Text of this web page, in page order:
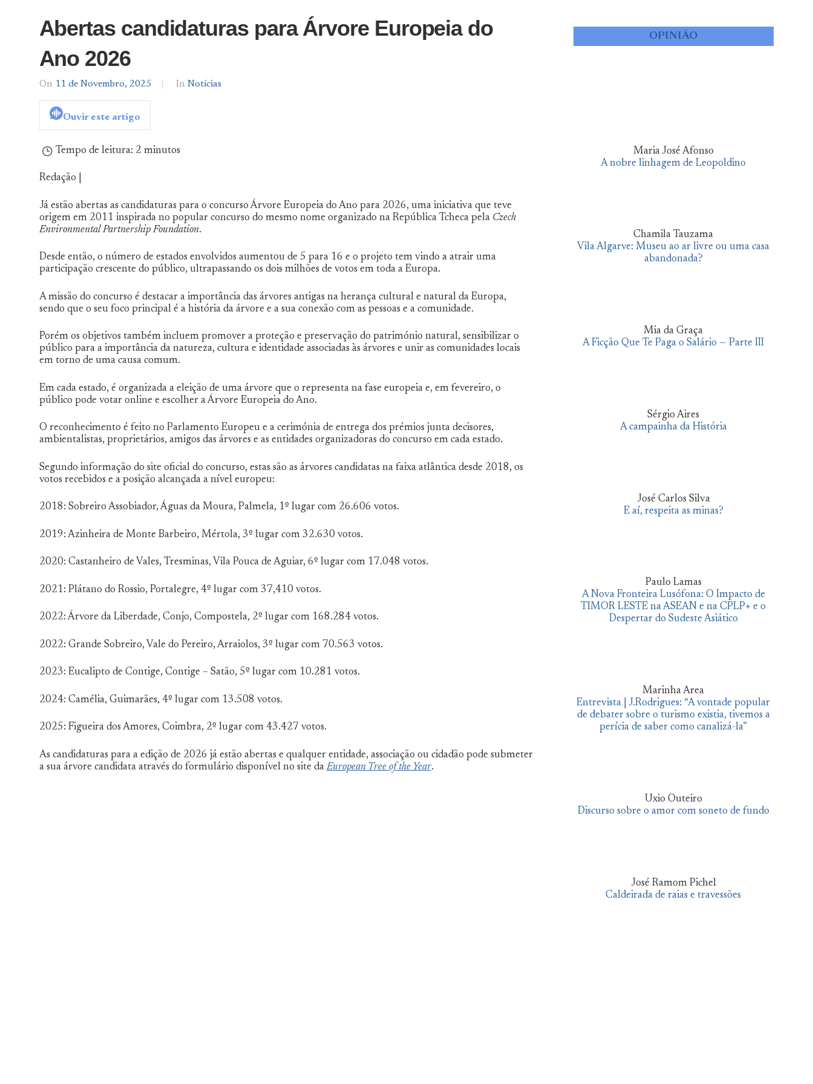
Abertas candidaturas para Árvore Europeia do
Ano 2026
On 11 de Novembro, 2025
By
In Notícias
Ouvir este artigo
Tempo de leitura: 2 minutos
Redação |
Já estão abertas as candidaturas para o concurso Árvore Europeia do Ano para 2026, uma iniciativa que teve
origem em 2011 inspirada no popular concurso do mesmo nome organizado na República Tcheca pelaCzech
Environmental Partnership Foundation.
Desde então, o número de estados envolvidos aumentou de 5 para 16 e o projeto tem vindo a atrair uma
participação crescente do público, ultrapassando os dois milhões de votos em toda a Europa.
A missão do concurso é destacar a importância das árvores antigas na herança cultural e natural da Europa,
sendo que o seu foco principal é a história da árvore e a sua conexão com as pessoas e a comunidade.
Porém os objetivos também incluem promover a proteção e preservação do património natural, sensibilizar o
público para a importância da natureza, cultura e identidade associadas às árvores e unir as comunidades locais
em torno de uma causa comum.
Em cada estado, é organizada a eleição de uma árvore que o representa na fase europeia e, em fevereiro, o
público pode votar online e escolher a Árvore Europeia do Ano.
O reconhecimento é feito no Parlamento Europeu e a cerimónia de entrega dos prémios junta decisores,
ambientalistas, proprietários, amigos das árvores e as entidades organizadoras do concurso em cada estado.
Segundo informação do site oficial do concurso, estas são as árvores candidatas na faixa atlântica desde 2018, os
votos recebidos e a posição alcançada a nível europeu:
2018: Sobreiro Assobiador, Águas da Moura, Palmela, 1º lugar com 26.606 votos.
2019: Azinheira de Monte Barbeiro, Mértola, 3º lugar com 32.630 votos.
2020: Castanheiro de Vales, Tresminas, Vila Pouca de Aguiar, 6º lugar com 17.048 votos.
2021: Plátano do Rossio, Portalegre, 4º lugar com 37,410 votos.
2022: Árvore da Liberdade, Conjo, Compostela, 2º lugar com 168.284 votos.
2022: Grande Sobreiro, Vale do Pereiro, Arraiolos, 3º lugar com 70.563 votos.
2023: Eucalipto de Contige, Contige – Satão, 5º lugar com 10.281 votos.
2024: Camélia, Guimarães, 4º lugar com 13.508 votos.
2025: Figueira dos Amores, Coimbra, 2º lugar com 43.427 votos.
As candidaturas para a edição de 2026 já estão abertas e qualquer entidade, associação ou cidadão pode submeter
a sua árvore candidata através do formulário disponível no site da European Tree of the Year.
OPINIÃO
Maria José Afonso
A nobre linhagem de Leopoldino
Chamila Tauzama
Vila Algarve: Museu ao ar livre ou uma casa
abandonada?
Mia da Graça
A Ficção Que Te Paga o Salário — Parte III
Sérgio Aires
A campainha da História
José Carlos Silva
E aí, respeita as minas?
Paulo Lamas
A Nova Fronteira Lusófona: O Impacto de
TIMOR LESTE na ASEAN e na CPLP+ e o
Despertar do Sudeste Asiático
Marinha Area
Entrevista | J.Rodrigues: “A vontade popular
de debater sobre o turismo existia, tivemos a
perícia de saber como canalizá-la”
Uxio Outeiro
Discurso sobre o amor com soneto de fundo
José Ramom Pichel
Caldeirada de raias e travessões